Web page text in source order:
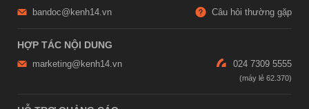
bandoc@kenh14.vn Câu hỏi thường gặp
HỢP TÁC NỘI DUNG
marketing@kenh14.vn 024 7309 5555